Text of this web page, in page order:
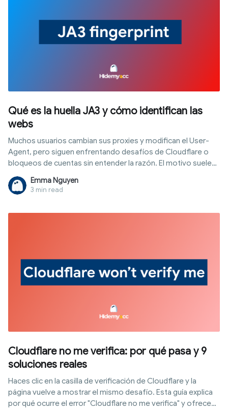
Qué es la huella JA3 y cómo identifican las
webs
Muchos usuarios cambian sus proxies y modifican el User-
Agent, pero siguen enfrentando desafíos de Cloudflare o
bloqueos de cuentas sin entender la razón. El motivo suele
estar en la capa de conexión: la huella JA3 es un identificador
único generado en el instante en que el navegador establece
la conexión HTTPS, sin depender de cookies ni JavaScript.
Emma Nguyen
3 min read
Cloudflare no me verifica: por qué pasa y 9
soluciones reales
Haces clic en la casilla de verificación de Cloudflare y la
página vuelve a mostrar el mismo desafío. Esta guía explica
por qué ocurre el error "Cloudflare no me verifica" y ofrece